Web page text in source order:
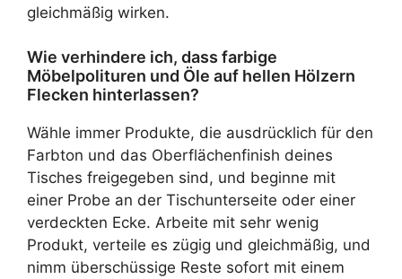
gleichmäßig wirken.
Wie verhindere ich, dass farbige
Möbelpolituren und Öle auf hellen Hölzern
Flecken hinterlassen?
Wähle immer Produkte, die ausdrücklich für den
Farbton und das Oberflächenfinish deines
Tisches freigegeben sind, und beginne mit
einer Probe an der Tischunterseite oder einer
verdeckten Ecke. Arbeite mit sehr wenig
Produkt, verteile es zügig und gleichmäßig, und
nimm überschüssige Reste sofort mit einem